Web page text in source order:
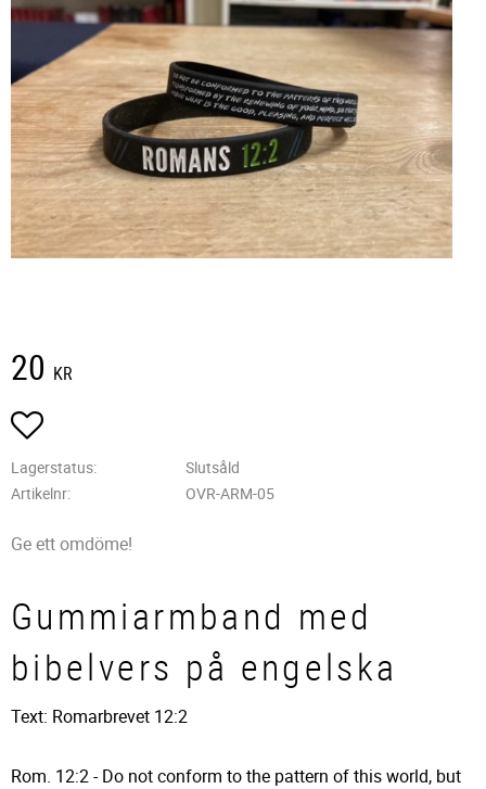
20 KR
Lägg till i favoriter
Lagerstatus
Slutsåld
Artikelnr
OVR-ARM-05
Ge ett omdöme!
Gummiarmband med
bibelvers på engelska
Text: Romarbrevet 12:2
Rom. 12:2 - Do not conform to the pattern of this world, but